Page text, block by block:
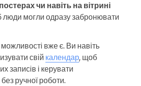
чи навіть на вітрині
люди могли одразу забронювати
вже є. Ви навіть
свій календар, щоб
записів і керувати
ручної роботи.